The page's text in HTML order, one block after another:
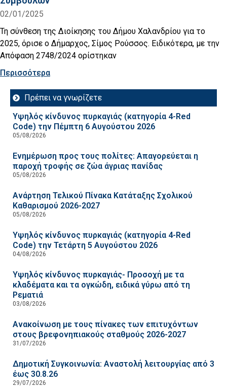
02/01/2025
Τη σύνθεση της Διοίκησης του Δήμου Χαλανδρίου για το
2025, όρισε ο Δήμαρχος, Σίμος Ρούσσος. Ειδικότερα, με την
Απόφαση 2748/2024 ορίστηκαν
Περισσότερα
Πρέπει να γνωρίζετε
Υψηλός κίνδυνος πυρκαγιάς (κατηγορία 4-Red
Code) την Πέμπτη 6 Αυγούστου 2026
05/08/2026
Ενημέρωση προς τους πολίτες: Απαγορεύεται η
παροχή τροφής σε ζώα άγριας πανίδας
05/08/2026
Ανάρτηση Τελικού Πίνακα Κατάταξης Σχολικού
Καθαρισμού 2026-2027
05/08/2026
Υψηλός κίνδυνος πυρκαγιάς (κατηγορία 4-Red
Code) την Τετάρτη 5 Αυγούστου 2026
04/08/2026
Υψηλός κίνδυνος πυρκαγιάς- Προσοχή με τα
κλαδέματα και τα ογκώδη, ειδικά γύρω από τη
Ρεματιά
03/08/2026
Ανακοίνωση με τους πίνακες των επιτυχόντων
στους βρεφονηπιακούς σταθμούς 2026-2027
31/07/2026
Δημοτική Συγκοινωνία: Αναστολή λειτουργίας από 3
έως 30.8.26
29/07/2026